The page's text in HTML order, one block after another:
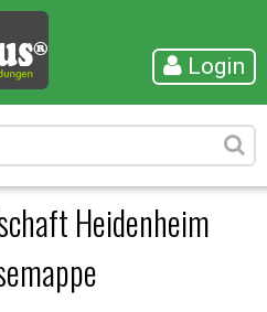
Login
Heidenheim